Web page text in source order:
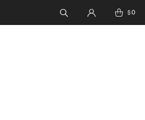
$0